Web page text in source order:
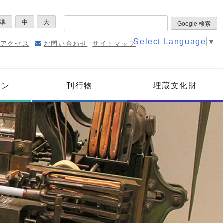
中 大
クセス お問い合わせ サイトマップSelect Language ▼
刊行物 埋蔵文化財